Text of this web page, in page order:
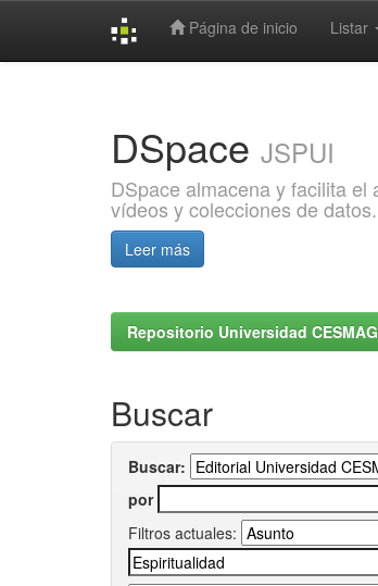
Página de inicio Listar
DSpace JSPUI
DSpace almacena y facilita
vídeos y colecciones de datos.
Leer más
Repositorio Universidad CESMAG
Buscar
Buscar:
por
Filtros actuales: